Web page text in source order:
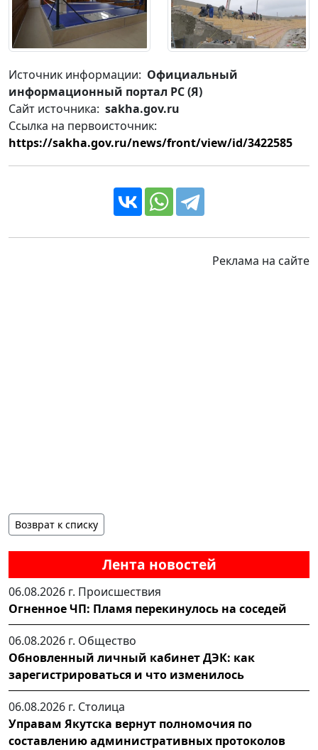
Лента новостей
06.08.2026 г. Происшествия
Огненное ЧП: Пламя перекинулось на соседей
06.08.2026 г. Общество
Обновленный личный кабинет ДЭК: как
зарегистрироваться и что изменилось
06.08.2026 г. Столица
Управам Якутска вернут полномочия по
составлению административных протоколов
Источник информации: Официальный
информационный портал РС (Я)
Сайт источника: sakha.gov.ru
Ссылка на первоисточник:
https://sakha.gov.ru/news/front/view/id/3422585
Реклама на сайте
Возврат к списку